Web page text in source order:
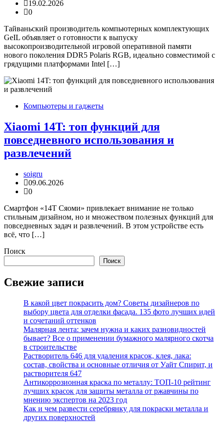
19.02.2026
0
Тайваньский производитель компьютерных комплектующих
GeIL объявляет о готовности к выпуску
высокопроизводительной игровой оперативной памяти
нового поколения DDR5 Polaris RGB, идеально совместимой с
грядущими платформами Intel […]
Компьютеры и гаджеты
Xiaomi 14T: топ функций для
повседневного использования и
развлечений
soigru
09.06.2026
0
Смартфон «14Т Сяоми» привлекает внимание не только
стильным дизайном, но и множеством полезных функций для
повседневных задач и развлечений. В этом устройстве есть
всё, что […]
Поиск
Поиск
Свежие записи
В какой цвет покрасить дом? Советы дизайнеров по
выбору цвета для отделки фасада. 135 фото лучших идей
и сочетаний оттенков
Малярная лента: зачем нужна и каких разновидностей
бывает? Все о применении бумажного малярного скотча
в строительстве
Растворитель 646 для удаления красок, клея, лака:
состав, свойства и основные отличия от Уайт Спирит, и
растворителя 647
Антикоррозионная краска по металлу: ТОП-10 рейтинг
лучших красок для защиты металла от ржавчины по
мнению экспертов на 2023 год
Как и чем развести серебрянку для покраски металла и
других поверхностей